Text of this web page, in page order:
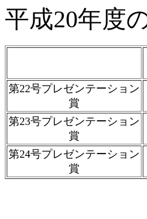
平成20年度
第22号プレゼンテーション
賞
第23号プレゼンテーション
賞
第24号プレゼンテーション
賞